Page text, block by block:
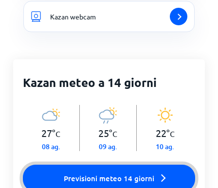
Kazan webcam
Kazan meteo a 14 giorni
27°C
08 ag.
25°C
09 ag.
22°C
10 ag.
Previsioni meteo 14 giorni